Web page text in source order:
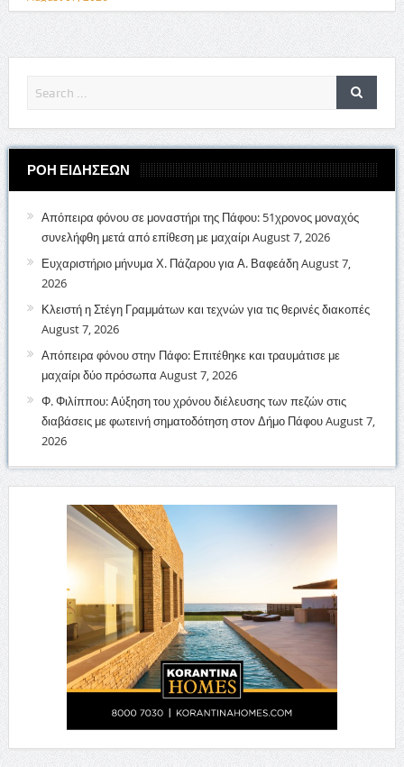
ΡΟΗ ΕΙΔΗΣΕΩΝ
Απόπειρα φόνου σε μοναστήρι της Πάφου: 51χρονος μοναχός
συνελήφθη μετά από επίθεση με μαχαίριAugust 7, 2026
Ευχαριστήριο μήνυμα Χ. Πάζαρου για Α. ΒαφεάδηAugust 7,
2026
Κλειστή η Στέγη Γραμμάτων και τεχνών για τις θερινές διακοπές
August 7, 2026
Απόπειρα φόνου στην Πάφο: Επιτέθηκε και τραυμάτισε με
μαχαίρι δύο πρόσωπα August 7, 2026
Φ. Φιλίππου: Αύξηση του χρόνου διέλευσης των πεζών στις
διαβάσεις με φωτεινή σηματοδότηση στον Δήμο ΠάφουAugust 7,
2026